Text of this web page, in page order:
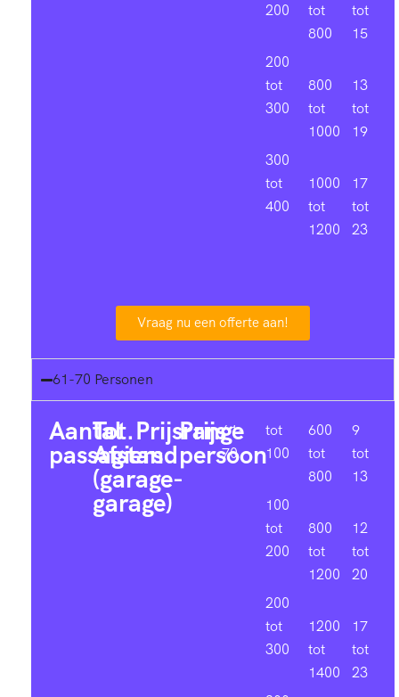
200
200
tot
300
300
tot
400
tot
800
800
tot
1000
1000
tot
1200
tot
15
13
tot
19
17
tot
23
Vraag nu een offerte aan!
61-70 Personen
Aantal
passagiers
Tot.
Afstand
(garage-
garage)
Prijsrange
Prijs
persoon
61-
70
tot
100
100
tot
200
200
tot
300
600
tot
800
800
tot
1200
1200
tot
1400
9
tot
13
12
tot
20
17
tot
23